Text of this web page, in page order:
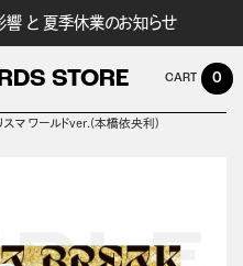
と 夏季休業のお知らせ
STORE 0
スマ ワールドver.(本橋依央利)